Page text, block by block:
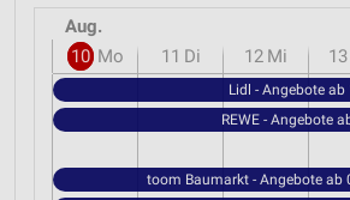
Aug.
10 Mo 11 Di 12 Mi 13
Lidl - Angebote ab
REWE - Angebote
toom Baumarkt - Angebote ab